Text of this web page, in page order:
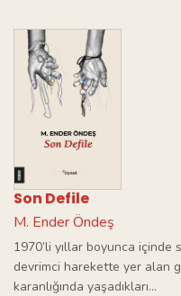
Son Defile
M. Ender Öndeş
1970’li yıllar boyunca
devrimci harekette yer alan
karanlığında yaşadıkları…